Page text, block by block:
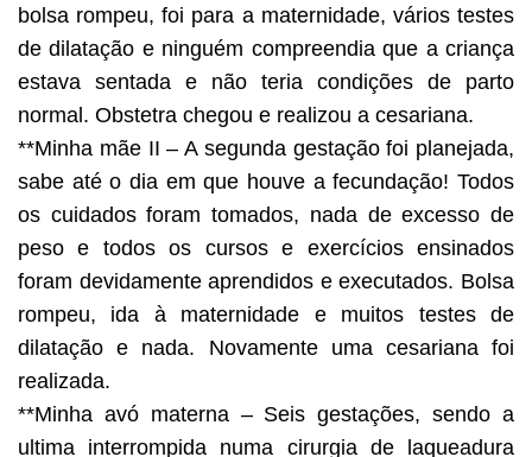
bolsa rompeu, foi para a maternidade, vários testes
de dilatação e ninguém compreendia que a criança
estava sentada e não teria condições de parto
normal. Obstetra chegou e realizou a cesariana.
**Minha mãe II – A segunda gestação foi planejada,
sabe até o dia em que houve a fecundação! Todos
os cuidados foram tomados, nada de excesso de
peso e todos os cursos e exercícios ensinados
foram devidamente aprendidos e executados. Bolsa
rompeu, ida à maternidade e muitos testes de
dilatação e nada. Novamente uma cesariana foi
realizada.
**Minha avó materna – Seis gestações, sendo a
ultima interrompida numa cirurgia de laqueadura